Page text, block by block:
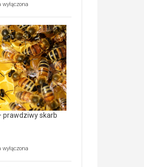
wyłączona
prawdziwy skarb
wyłączona